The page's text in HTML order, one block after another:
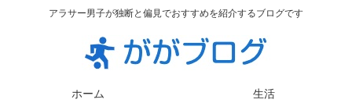
アラサー男子が独断と偏見でおすすめを紹介するブログです
ホーム 生活